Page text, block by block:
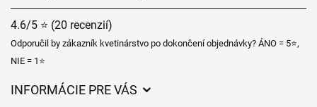
4.6/5 ⭐ (20 recenzií)
Odporučil by zákazník kvetinárstvo po dokončení objednávky? ÁNO = 5⭐,
NIE = 1⭐
INFORMÁCIE PRE VÁS